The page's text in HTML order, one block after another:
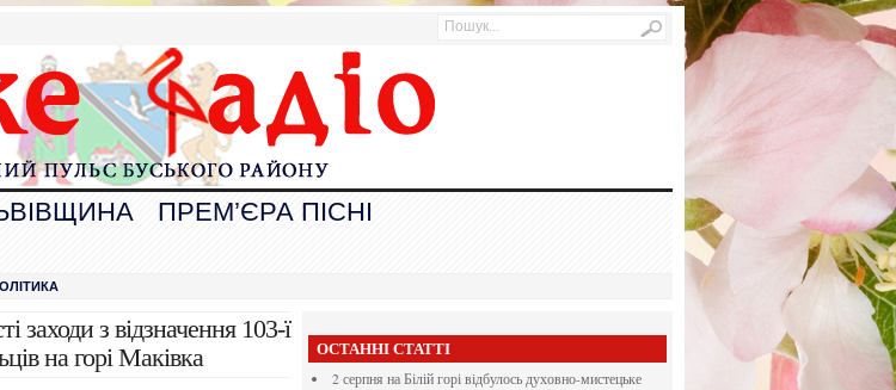
ПРЕМ’ЄРА ПІСНІ
заходи з відзначення 103-ї
на горі Маківка
ОСТАННІ СТАТТІ
2 серпня на Білій горі відбулось духовно-мистецьке